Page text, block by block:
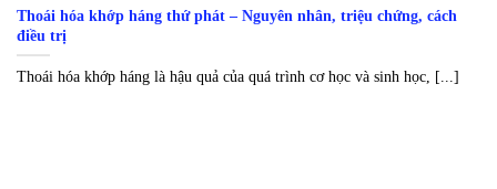
Thoái hóa khớp háng thứ phát – Nguyên nhân, triệu chứng, cách
điều trị
Thoái hóa khớp háng là hậu quả của quá trình cơ học và sinh học, [...]